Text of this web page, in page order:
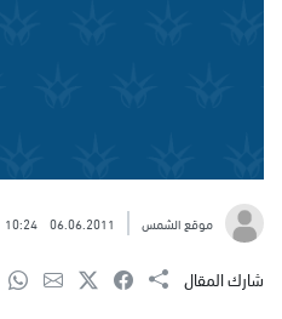
موقع الشمس 06.06.2011
10:24
شارك المقال